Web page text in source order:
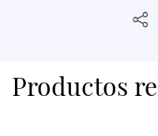
Productos